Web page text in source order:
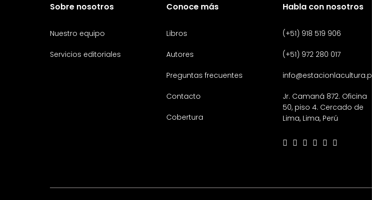
Sobre nosotros
Nuestro equipo
Servicios editoriales
Conoce más
Libros
Autores
Preguntas frecuentes
Contacto
Cobertura
Habla con nosotros
(+51) 918 519 906
(+51) 972 280 017
info@estacionlacultura.pe
Jr. Camaná 872. Oficina
50, piso 4. Cercado de
Lima, Lima, Perú